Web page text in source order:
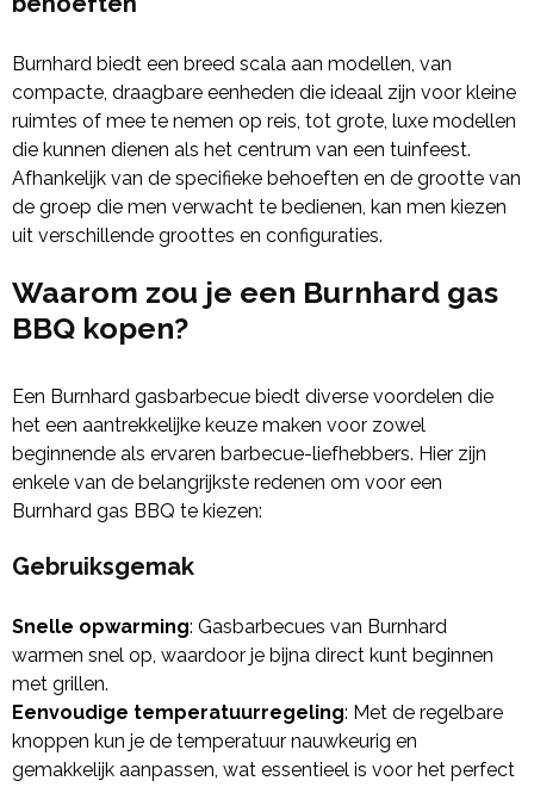
Burnhard biedt een breed scala aan modellen, van
compacte, draagbare eenheden die ideaal zijn voor kleine
ruimtes of mee te nemen op reis, tot grote, luxe modellen
die kunnen dienen als het centrum van een tuinfeest.
Afhankelijk van de specifieke behoeften en de grootte van
de groep die men verwacht te bedienen, kan men kiezen
uit verschillende groottes en configuraties.
Waarom zou je een Burnhard gas
BBQ kopen?
Een Burnhard gasbarbecue biedt diverse voordelen die
het een aantrekkelijke keuze maken voor zowel
beginnende als ervaren barbecue-liefhebbers. Hier zijn
enkele van de belangrijkste redenen om voor een
Burnhard gas BBQ te kiezen:
Gebruiksgemak
Snelle opwarming: Gasbarbecues van Burnhard
warmen snel op, waardoor je bijna direct kunt beginnen
met grillen.
Eenvoudige temperatuurregeling: Met de regelbare
knoppen kun je de temperatuur nauwkeurig en
gemakkelijk aanpassen, wat essentieel is voor het perfect